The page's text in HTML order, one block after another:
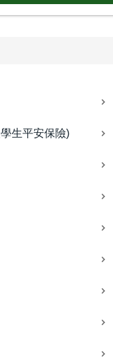
生平安保險)